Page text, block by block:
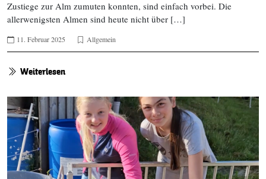
Zustiege zur Alm zumuten konnten, sind einfach vorbei. Die
allerwenigsten Almen sind heute nicht über […]
11. Februar 2025 Allgemein
Weiterlesen